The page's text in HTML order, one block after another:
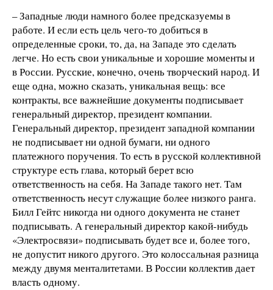
– Западные люди намного более предсказуемы в
работе. И если есть цель чего-то добиться в
определенные сроки, то, да, на Западе это сделать
легче. Но есть свои уникальные и хорошие моменты и
в России. Русские, конечно, очень творческий народ. И
еще одна, можно сказать, уникальная вещь: все
контракты, все важнейшие документы подписывает
генеральный директор, президент компании.
Генеральный директор, президент западной компании
не подписывает ни одной бумаги, ни одного
платежного поручения. То есть в русской коллективной
структуре есть глава, который берет всю
ответственность на себя. На Западе такого нет. Там
ответственность несут служащие более низкого ранга.
Билл Гейтс никогда ни одного документа не станет
подписывать. А генеральный директор какой-нибудь
«Электросвязи» подписывать будет все и, более того,
не допустит никого другого. Это колоссальная разница
между двумя менталитетами. В России коллектив дает
власть одному.